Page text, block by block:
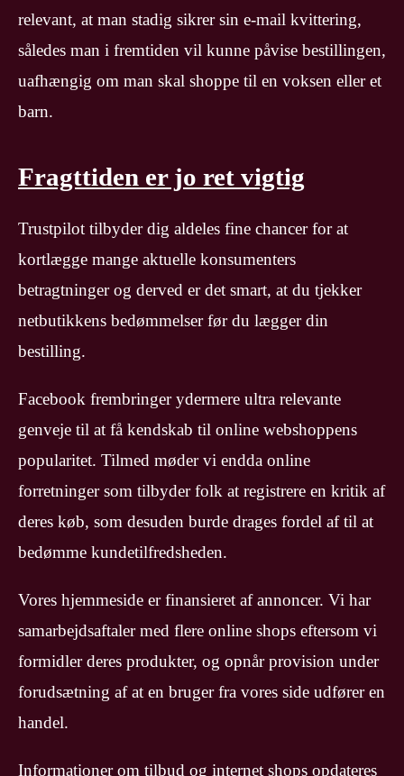
relevant, at man stadig sikrer sin e-mail kvittering,
således man i fremtiden vil kunne påvise bestillingen,
uafhængig om man skal shoppe til en voksen eller et
barn.
Fragttiden er jo ret vigtig
Trustpilot tilbyder dig aldeles fine chancer for at
kortlægge mange aktuelle konsumenters
betragtninger og derved er det smart, at du tjekker
netbutikkens bedømmelser før du lægger din
bestilling.
Facebook frembringer ydermere ultra relevante
genveje til at få kendskab til online webshoppens
popularitet. Tilmed møder vi endda online
forretninger som tilbyder folk at registrere en kritik af
deres køb, som desuden burde drages fordel af til at
bedømme kundetilfredsheden.
Vores hjemmeside er finansieret af annoncer. Vi har
samarbejdsaftaler med flere online shops eftersom vi
formidler deres produkter, og opnår provision under
forudsætning af at en bruger fra vores side udfører en
handel.
Informationer om tilbud og internet shops opdateres